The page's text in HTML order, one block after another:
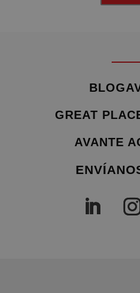
GREAT
AVANTE